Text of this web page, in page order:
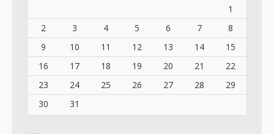
1
2
3 4 5 6 7
8
9
10 11 12 13 14
15
16
17 18 19 20 21
22
23
24 25 26 27 28
29
30
31